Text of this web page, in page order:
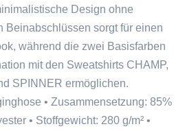
Design ohne
Beinabschlüssen sorgt für einen
während die zwei Basisfarben
mit den Sweatshirts CHAMP,
SPINNER ermöglichen.
• Zusammensetzung: 85%
• Stoffgewicht: 280 g/m² •